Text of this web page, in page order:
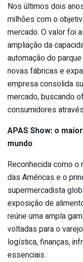
Nos últimos dois
milhões com o
mercado. O valor foi
ampliação da
automação do
novas fábricas e
empresa consolida
mercado, buscando
consumidores
APAS Show: o
mundo
Reconhecida como
das Américas e o
supermercadista
exposição de
reúne uma ampla
voltadas para o
logística, finanças,
essenciais.